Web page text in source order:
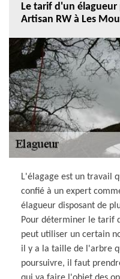
Le tarif d'un
Artisan RW à Les
L'élagage est un travail
confié à un expert
élagueur disposant de
Pour déterminer le tarif
peut utiliser un certain
il y a la taille de l'arbre
poursuivre, il faut